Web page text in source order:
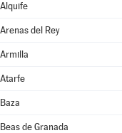
Alquife
Arenas del Rey
Armilla
Atarfe
Baza
Beas de Granada